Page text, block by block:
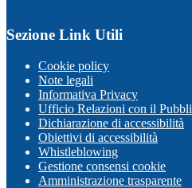
Sezione Link Utili
Cookie policy
Note legali
Informativa Privacy
Ufficio Relazioni con il
Dichiarazione di accessibilità
Obiettivi di accessibilità
Whistleblowing
Gestione consensi cookie
Amministrazione trasparente